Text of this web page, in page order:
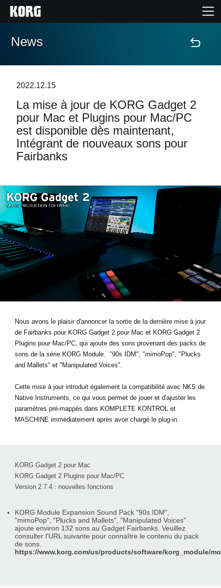
Accueil
Extras
Evénements
Support
Où acheter ?
News
Lieu
A propos de Korg
News
2022.12.15
La mise à jour de KORG Gadget 2
pour Mac et Plugins pour Mac/PC
est disponible dès maintenant,
Intégrant de nouveaux sons pour
Fairbanks
Nous avons le plaisir d'annoncer la sortie de la dernière mise à jour
de Fairbanks pour KORG Gadget 2 pour Mac et KORG Gadget 2
Plugins pour Mac/PC, qui ajoute des sons provenant des packs de
sons de la série KORG Module. "90s IDM", "mimoPop", "Plucks
and Mallets" et "Manipulated Voices".
Cette mise à jour introduit également la compatibilité avec NKS de
Native Instruments, ce qui vous permet de jouer et d'ajuster les
paramètres pré-mappés dans KOMPLETE KONTROL et
MASCHINE immédiatement après avoir chargé le plug-in.
KORG Gadget 2 pour Mac
KORG Gadget 2 Plugins pour Mac/PC
Version 2.7.4 : nouvelles fonctions
KORG Module Expansion Sound Pack "90s IDM",
"mimoPop", "Plucks and Mallets", "Manipulated Voices"
ajoute environ 132 sons au Gadget Fairbanks. Veuillez
consulter l'URL suivante pour connaître le contenu du pack
de sons.
https://www.korg.com/us/products/software/korg_module/